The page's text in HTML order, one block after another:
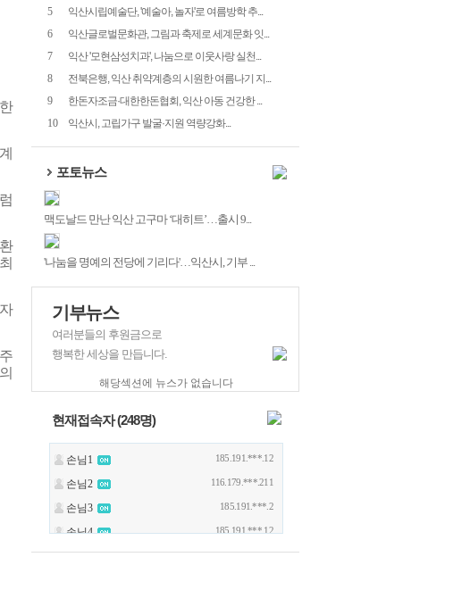
5
익산시립예술단, '예술아, 놀자'로 여름방학 추...
6
익산글로벌문화관, 그림과 축제로 세계문화 잇...
7
익산 '모현삼성치과', 나눔으로 이웃사랑 실천...
8
전북은행, 익산 취약계층의 시원한 여름나기 지...
9
한돈자조금·대한한돈협회, 익산 아동 건강한 ...
10
익산시, 고립가구 발굴·지원 역량강화...
포토뉴스
맥도날드 만난 익산 고구마 ‘대히트’…출시 9...
'나눔을 명예의 전당에 기리다'…익산시, 기부 ...
기부뉴스
여러분들의 후원금으로
행복한 세상을 만듭니다.
해당섹션에 뉴스가 없습니다
현재접속자 (248명)